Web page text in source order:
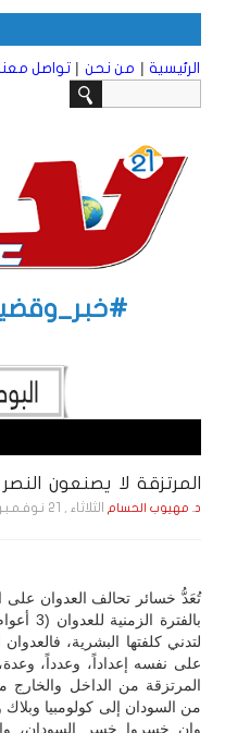
الرئيسية | من نحن | تواصل
المرتزقة لا يصنعون النصر
د. مهيوب الحسام الثلاثاء , 21 نـوفـمـبـر , 2017 الساعة 4:23:09 PM
تُعَدُّ خسائر تحالف العدوان على
بالفترة
لتدني كلفتها البشرية،
على نفسه إعداداً، وعدداً،
المرتزقة من الداخل والخارج
من السودان إلى كولومبيا وبلاك
وإن خسروا خسر السودان،